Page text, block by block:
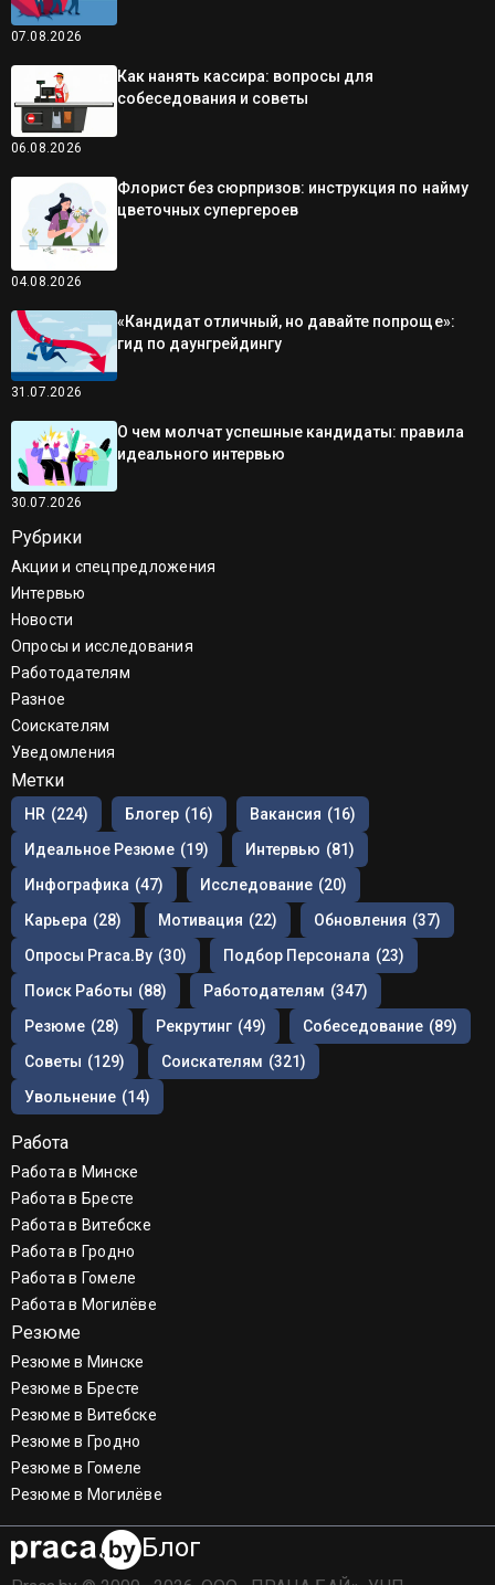
07.08.2026
06.08.2026
Как нанять кассира: вопросы для
собеседования и советы
04.08.2026
Флорист без сюрпризов: инструкция по найму
цветочных супергероев
31.07.2026
«Кандидат отличный, но давайте попроще»:
гид по даунгрейдингу
30.07.2026
О чем молчат успешные кандидаты: правила
идеального интервью
Рубрики
Акции и спецпредложения
Интервью
Новости
Опросы и исследования
Работодателям
Разное
Соискателям
Уведомления
Метки
HR (224) Блогер (16) Вакансия (16)
Идеальное Резюме (19) Интервью (81)
Инфографика (47) Исследование (20)
Карьера (28) Мотивация (22) Обновления (37)
Опросы Praca.by (30) Подбор Персонала (23)
Поиск Работы (88) Работодателям (347)
Резюме (28) Рекрутинг (49) Собеседование (89)
Советы (129) Соискателям (321)
Увольнение (14)
Работа
Работа в Минске
Работа в Бресте
Работа в Витебске
Работа в Гродно
Работа в Гомеле
Работа в Могилёве
Резюме
Резюме в Минске
Резюме в Бресте
Резюме в Витебске
Резюме в Гродно
Резюме в Гомеле
Резюме в Могилёве
Блог